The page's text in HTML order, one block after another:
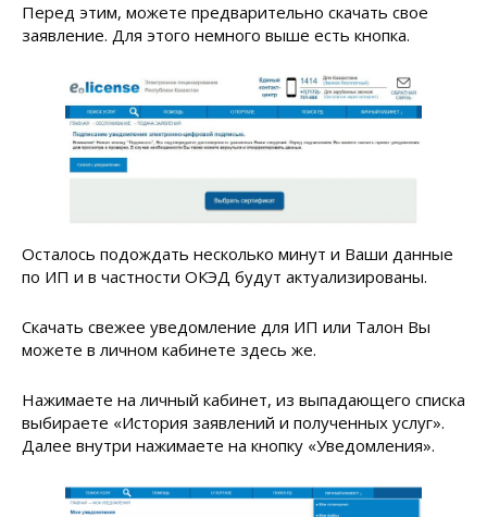
Перед этим, можете предварительно скачать свое
заявление. Для этого немного выше есть кнопка.
Осталось подождать несколько минут и Ваши данные
по ИП и в частности ОКЭД будут актуализированы.
Скачать свежее уведомление для ИП или Талон Вы
можете в личном кабинете здесь же.
Нажимаете на личный кабинет, из выпадающего списка
выбираете «История заявлений и полученных услуг».
Далее внутри нажимаете на кнопку «Уведомления».